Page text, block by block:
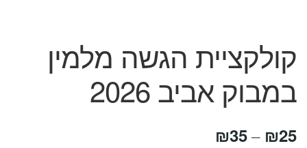
קולקציית הגשה מלמין
במבוק אביב 2026
₪25
–
₪35